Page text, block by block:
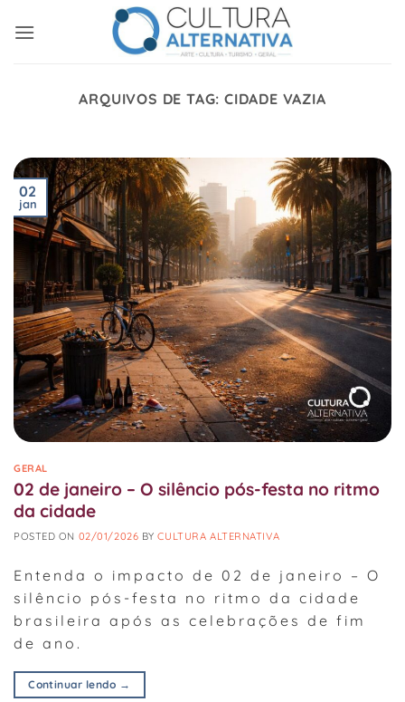
ARQUIVOS DE TAG: CIDADE VAZIA
02
jan
GERAL
02 de janeiro – O silêncio pós-festa no ritmo
da cidade
POSTED ON 02/01/2026 BYCULTURA ALTERNATIVA
Entenda o impacto de 02 de janeiro – O
silêncio pós-festa no ritmo da cidade
brasileira após as celebrações de fim
de ano.
Continuar lendo →